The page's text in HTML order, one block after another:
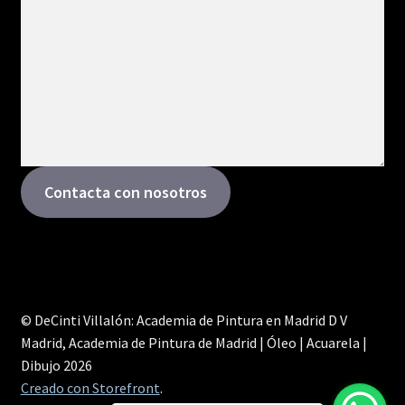
Contacta con nosotros
© DeCinti Villalón: Academia de Pintura en Madrid D V
Madrid, Academia de Pintura de Madrid | Óleo | Acuarela |
Dibujo 2026
Creado con Storefront.